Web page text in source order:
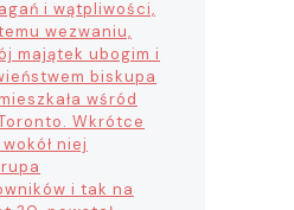
i wątpliwości,
wezwaniu,
majątek ubogim i
biskupa
wśród
Wkrótce
niej
i tak na